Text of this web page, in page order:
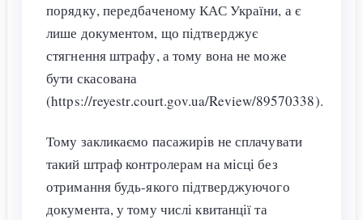
порядку, передбаченому КАС України, а є
лише документом, що підтверджує
стягнення штрафу, а тому вона не може
бути скасована
(https://reyestr.court.gov.ua/Review/89570338).
Тому закликаємо пасажирів не сплачувати
такий штраф контролерам на місці без
отримання будь-якого підтверджуючого
документа, у тому числі квитанції та